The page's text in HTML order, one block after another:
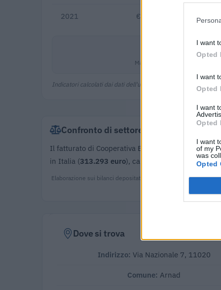
I want
Opted
I want
Opted
I want
Opted
I want
of my
was
Opted
2021 € 4.077.132
Margine netto
Indicatori calcolati dai dati dell'ultimo bilancio disponibile.
Confronto di settore
Il fatturato di Cooperativa Evancon Soc. Coop. (
in Italia (313.293 euro), calcolata su 6.841
Elaborazione sui bilanci depositati (Registro Imprese).
Dove si trova
Indirizzo: Via Nazionale 7, 11020
Comune:Arnad